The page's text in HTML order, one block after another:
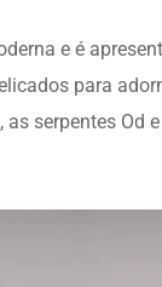
e é
para
serpentes Od